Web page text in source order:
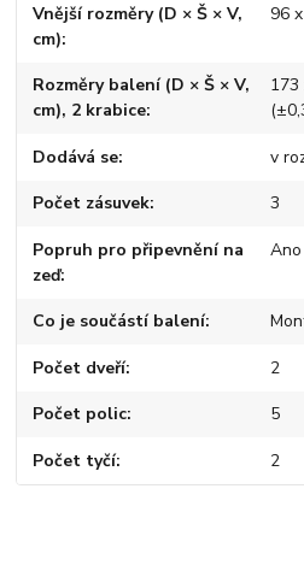
Vnější rozměry (D × Š × V,
cm)
96
Rozměry balení (D × Š × V,
cm), 2 krabice
Dodává se v
Počet zásuvek 3
Popruh pro připevnění na
zeď
Ano
Co je součástí balení
Počet dveří 2
Počet polic 5
Počet tyčí 2